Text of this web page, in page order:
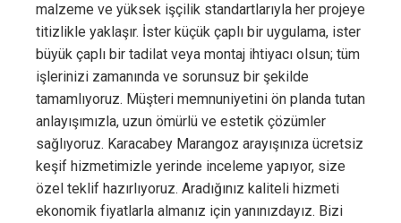
malzeme ve yüksek işçilik standartlarıyla her projeye
titizlikle yaklaşır. İster küçük çaplı bir uygulama, ister
büyük çaplı bir tadilat veya montaj ihtiyacı olsun; tüm
işlerinizi zamanında ve sorunsuz bir şekilde
tamamlıyoruz. Müşteri memnuniyetini ön planda tutan
anlayışımızla, uzun ömürlü ve estetik çözümler
sağlıyoruz. Karacabey Marangoz arayışınıza ücretsiz
keşif hizmetimizle yerinde inceleme yapıyor, size
özel teklif hazırlıyoruz. Aradığınız kaliteli hizmeti
ekonomik fiyatlarla almanız için yanınızdayız. Bizi